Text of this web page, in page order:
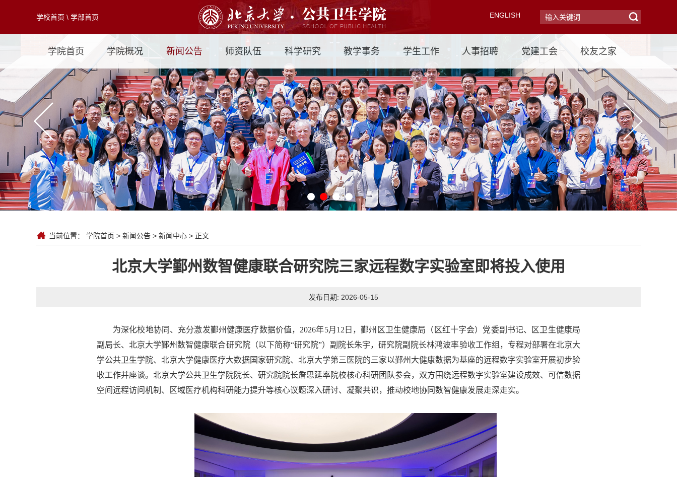
学校首页 \ 学部首页 ENGLISH
学院首页 学院概况 新闻公告 师资队伍 科学研究 教学事务 学生工作 人事招聘 党建工会 校友之家
当前位置： 学院首页 > 新闻公告 > 新闻中心 > 正文
北京大学鄞州数智健康联合研究院三家远程数字实验室即将投入使用
发布日期: 2026-05-15
为深化校地协同、充分激发鄞州健康医疗数据价值，2026年5月12日，鄞州区卫生健康局（区红十字会）党委副书记、区卫生健康局
副局长、北京大学鄞州数智健康联合研究院（以下简称“研究院”）副院长朱宇，研究院副院长林鸿波率验收工作组，专程对部署在北京大
学公共卫生学院、北京大学健康医疗大数据国家研究院、北京大学第三医院的三家以鄞州大健康数据为基座的远程数字实验室开展初步验
收工作并座谈。北京大学公共卫生学院院长、研究院院长詹思延率院校核心科研团队参会，双方围绕远程数字实验室建设成效、可信数据
空间远程访问机制、区域医疗机构科研能力提升等核心议题深入研讨、凝聚共识，推动校地协同数智健康发展走深走实。